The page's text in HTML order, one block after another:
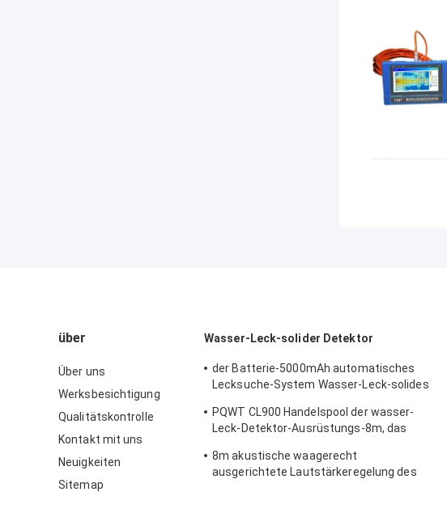
über
Über uns
Werksbesichtigung
Qualitätskontrolle
Kontakt mit uns
Neuigkeiten
Sitemap
Wasser-Leck-solider Detektor
der Batterie-5000mAh automatisches
Lecksuche-System Wasser-Leck-solides
PQWT CL900 Handelspool der wasser-
Leck-Detektor-Ausrüstungs-8m, das
8m akustische waagerecht
ausgerichtete Lautstärkeregelung des